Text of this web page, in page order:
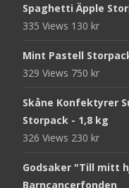
Spaghetti Äpple
335 Views 130 kr
Mint Pastell
329 Views 750 kr
Skåne Konfektyrer
Storpack - 1,8 kg
326 Views 230 kr
Godsaker "Till mitt
Barncancerfonden